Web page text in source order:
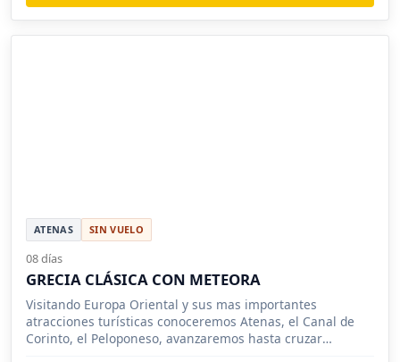
ATENAS SIN VUELO
08 días
GRECIA CLÁSICA CON METEORA
Visitando Europa Oriental y sus mas importantes
atracciones turísticas conoceremos Atenas, el Canal de
Corinto, el Peloponeso, avanzaremos hasta cruzar